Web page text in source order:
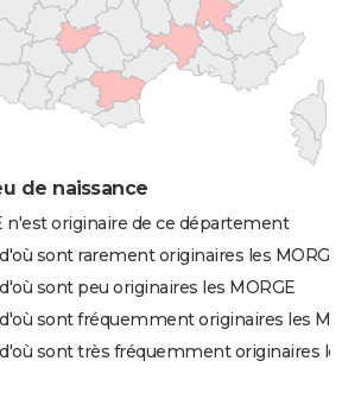
de naissance
n'est originaire de ce département
sont rarement originaires les MORGE
sont peu originaires les MORGE
sont fréquemment originaires les
sont très fréquemment originaires